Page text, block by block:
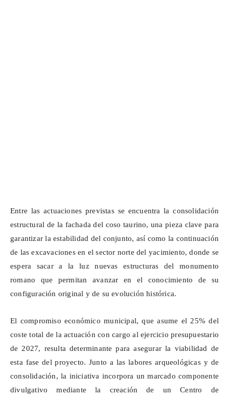
Entre las actuaciones previstas se encuentra la consolidación
estructural de la fachada del coso taurino, una pieza clave para
garantizar la estabilidad del conjunto, así como la continuación
de las excavaciones en el sector norte del yacimiento, donde se
espera sacar a la luz nuevas estructuras del monumento
romano que permitan avanzar en el conocimiento de su
configuración original y de su evolución histórica.
El compromiso económico municipal, que asume el 25% del
coste total de la actuación con cargo al ejercicio presupuestario
de 2027, resulta determinante para asegurar la viabilidad de
esta fase del proyecto. Junto a las labores arqueológicas y de
consolidación, la iniciativa incorpora un marcado componente
divulgativo mediante la creación de un Centro de